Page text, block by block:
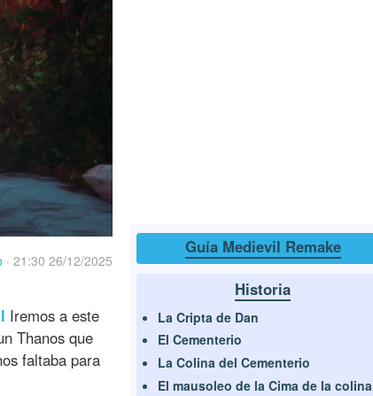
· 21:30 26/12/2025
Iremos a este
Thanos que
faltaba para
Guía Medievil Remake
Historia
La Cripta de Dan
El Cementerio
La Colina del Cementerio
El mausoleo de la Cima de la colina